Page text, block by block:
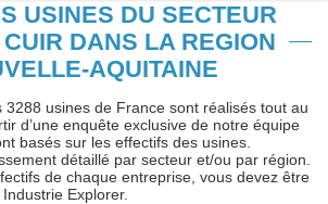
USINES DU SECTEUR
DANS LA REGION
AQUITAINE
3288 usines de France sont réalisés tout au
d’une enquête exclusive de notre équipe
basés sur les effectifs des usines.
détaillé par secteur et/ou par région.
de chaque entreprise, vous devez être
Explorer.